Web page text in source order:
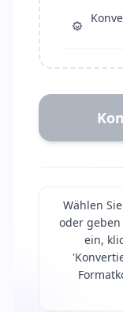
Wählen
oder geben
ein,